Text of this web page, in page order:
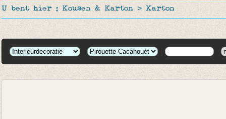
U bent hier : Kousen & Karton > Karton